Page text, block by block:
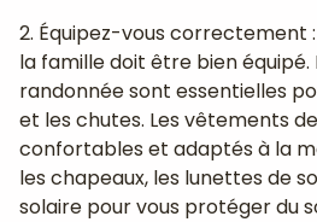
2. Équipez-vous correctement
la famille doit être bien équipé.
randonnée sont essentielles
et les chutes. Les vêtements
confortables et adaptés à la
les chapeaux, les lunettes de
solaire pour vous protéger du